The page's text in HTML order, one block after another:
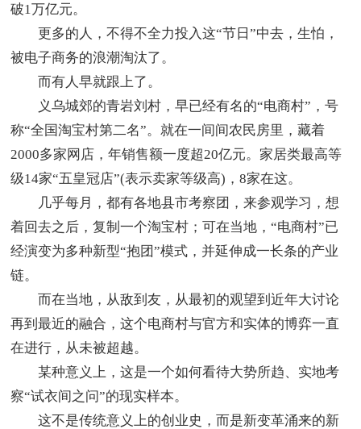
破1万亿元。
更多的人，不得不全力投入这“节日”中去，生怕，
被电子商务的浪潮淘汰了。
而有人早就跟上了。
义乌城郊的青岩刘村，早已经有名的“电商村”，号
称“全国淘宝村第二名”。就在一间间农民房里，藏着
2000多家网店，年销售额一度超20亿元。家居类最高等
级14家“五皇冠店”(表示卖家等级高)，8家在这。
几乎每月，都有各地县市考察团，来参观学习，想
着回去之后，复制一个淘宝村；可在当地，“电商村”已
经演变为多种新型“抱团”模式，并延伸成一长条的产业
链。
而在当地，从敌到友，从最初的观望到近年大讨论
再到最近的融合，这个电商村与官方和实体的博弈一直
在进行，从未被超越。
某种意义上，这是一个如何看待大势所趋、实地考
察“试衣间之问”的现实样本。
这不是传统意义上的创业史，而是新变革涌来的新